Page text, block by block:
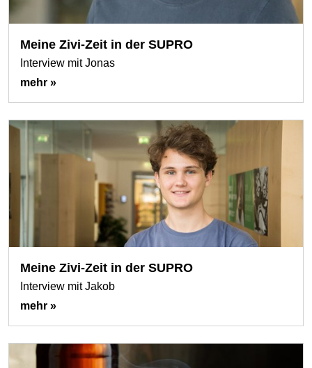
Meine Zivi-Zeit in der SUPRO
Interview mit Jonas
mehr »
Meine Zivi-Zeit in der SUPRO
Interview mit Jakob
mehr »